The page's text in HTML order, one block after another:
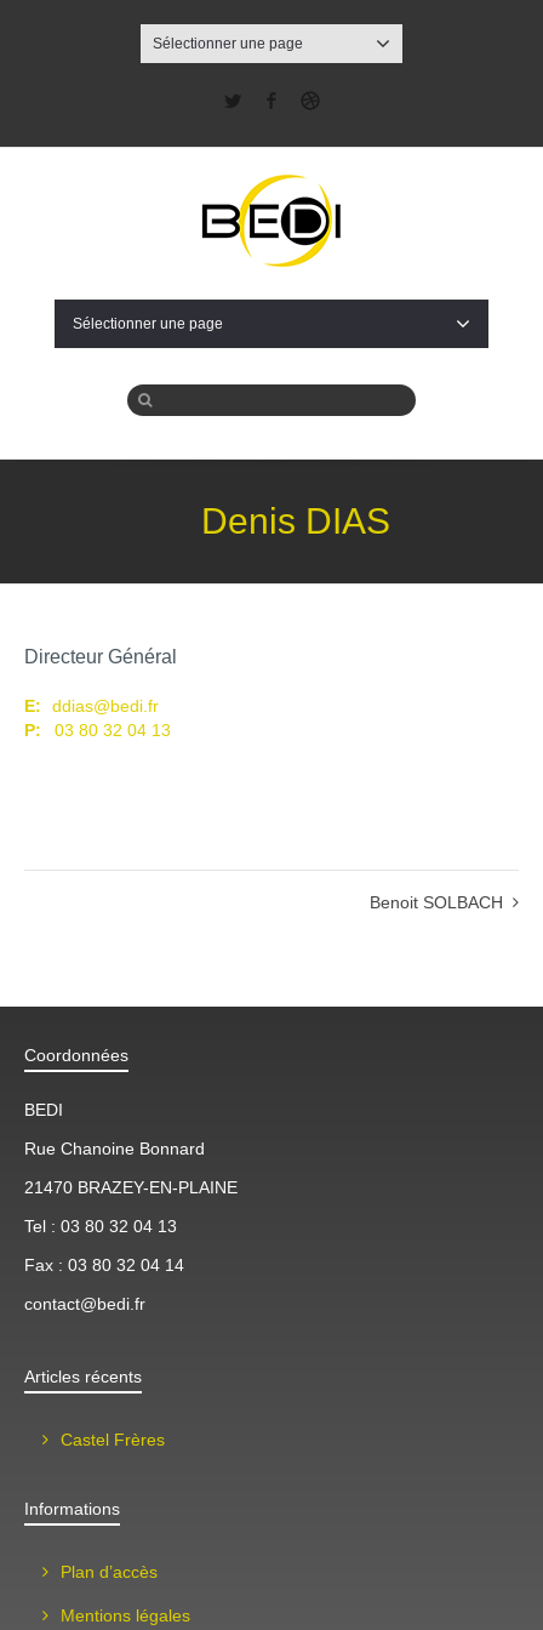
Sélectionner une page
Twitter Facebook
Sélectionner une page
Denis DIAS
Directeur Général
E:
ddias@bedi.fr
P:
03 80 32 04 13
Benoit SOLBACH
Coordonnées
BEDI
Rue Chanoine Bonnard
21470 BRAZEY-EN-PLAINE
Tel : 03 80 32 04 13
Fax : 03 80 32 04 14
contact@bedi.fr
Articles récents
Castel Frères
Informations
Plan d’accès
Mentions légales